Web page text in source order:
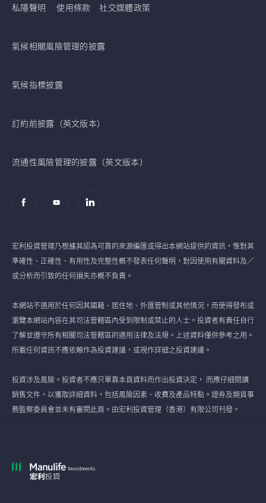
私隱聲明 使用條款 社交媒體政策
氣候相關風險管理的披露
氣候指標披露
訂約前披露（英文版本）
流通性風險管理的披露（英文版本）
宏利投資管理乃根據其認為可靠的來源編匯或得出本網站提供的資訊，惟對其
準確性、正確性、有用性及完整性概不發表任何聲明，對因使用有關資料及／
或分析而引致的任何損失亦概不負責。
本網站不適用於任何因其國籍、居住地、外匯管制或其他情況，而使得發布或
瀏覽本網站內容在其司法管轄區內受到限制或禁止的人士。投資者有責任自行
了解並遵守所有相關司法管轄區的適用法律及法規。上述資料僅供參考之用。
所載任何資訊不應依賴作為投資建議，或視作詳細之投資建議。
投資涉及風險。投資者不應只單靠本頁資料而作出投資決定， 而應仔細閱讀
銷售文件，以獲取詳細資料，包括風險因素、收費及產品特點。證券及期貨事
務監察委員會並未有審閱此頁。由宏利投資管理（香港）有限公司刊發。
Notification Banner Test ကျွန်မအကြောင်း